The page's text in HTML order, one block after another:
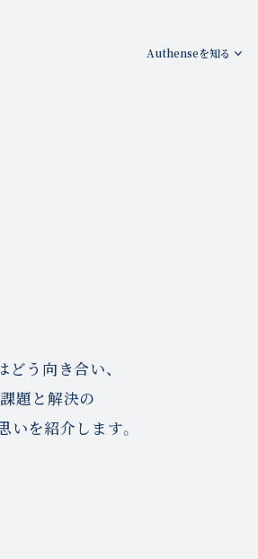
Authenseを知る
どう向き合い、
題と解決の
いを紹介します。